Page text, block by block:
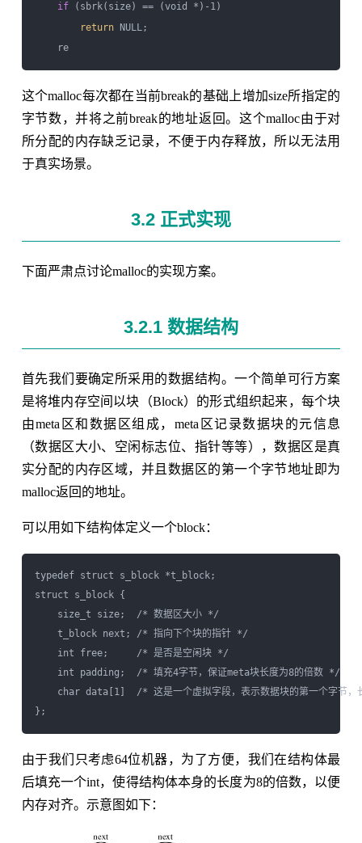
if (sbrk(size) == (void *)-1)
return NULL;
re
这个malloc每次都在当前break的基础上增加size所指定的
字节数，并将之前break的地址返回。这个malloc由于对
所分配的内存缺乏记录，不便于内存释放，所以无法用
于真实场景。
3.2 正式实现
下面严肃点讨论malloc的实现方案。
3.2.1 数据结构
首先我们要确定所采用的数据结构。一个简单可行方案
是将堆内存空间以块（Block）的形式组织起来，每个块
由meta区和数据区组成，meta区记录数据块的元信息
（数据区大小、空闲标志位、指针等等），数据区是真
实分配的内存区域，并且数据区的第一个字节地址即为
malloc返回的地址。
可以用如下结构体定义一个block：
typedef struct s_block *t_block;
struct s_block {
size_t size;  /* 数据区大小 */
t_block next; /* 指向下个块的指针 */
int free;     /* 是否是空闲块 */
int padding;  /* 填充4字节，保证meta块长度为8的倍数 */
char data[1]  /* 这是一个虚拟字段，表示数据块的第一个字节，
由于我们只考虑64位机器，为了方便，我们在结构体最
后填充一个int，使得结构体本身的长度为8的倍数，以便
内存对齐。示意图如下：